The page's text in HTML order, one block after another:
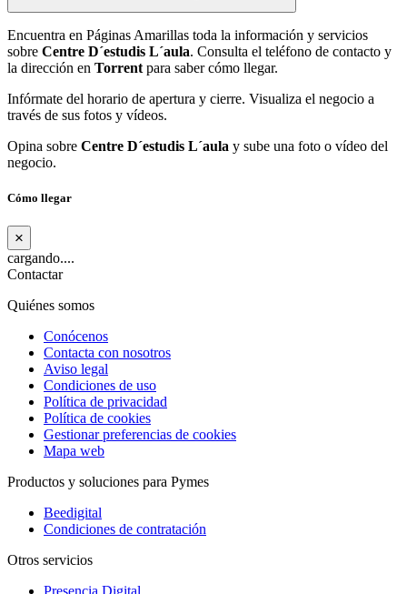
Encuentra en Páginas Amarillas toda la información y servicios
sobre Centre D´estudis L´aula. Consulta el teléfono de contacto y
la dirección en Torrent para saber cómo llegar.
Infórmate del horario de apertura y cierre. Visualiza el negocio a
través de sus fotos y vídeos.
Opina sobre Centre D´estudis L´aula y sube una foto o vídeo del
negocio.
Cómo llegar
×
cargando....
Contactar
Quiénes somos
Conócenos
Contacta con nosotros
Aviso legal
Condiciones de uso
Política de privacidad
Política de cookies
Gestionar preferencias de cookies
Mapa web
Productos y soluciones para Pymes
Beedigital
Condiciones de contratación
Otros servicios